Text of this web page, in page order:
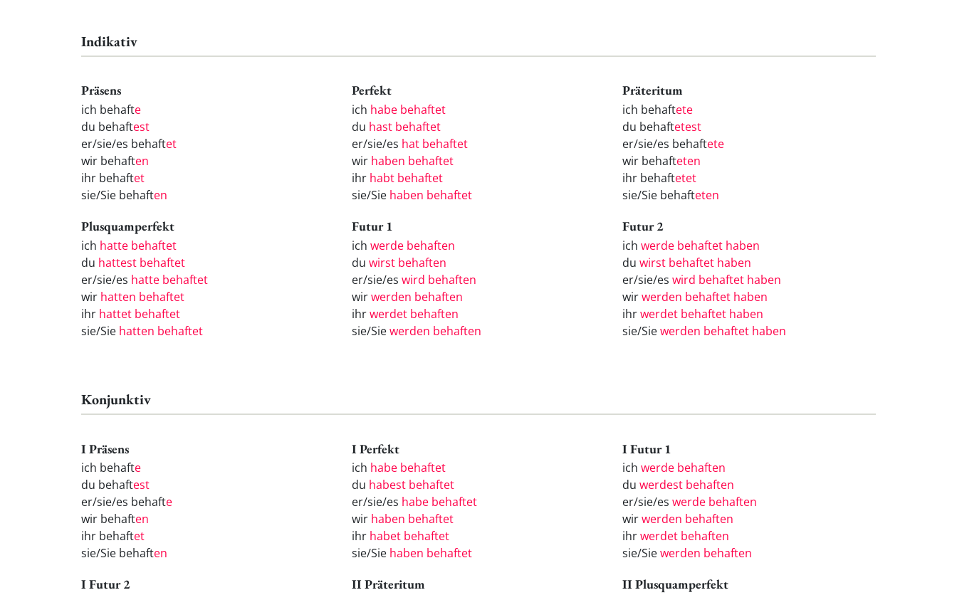
Indikativ
Präsens
ich behafte
du behaftest
er/sie/es behaftet
wir behaften
ihr behaftet
sie/Sie behaften
Perfekt
ich habe behaftet
du hast behaftet
er/sie/es hat behaftet
wir haben behaftet
ihr habt behaftet
sie/Sie haben behaftet
Präteritum
ich behaftete
du behaftetest
er/sie/es behaftete
wir behafteten
ihr behaftetet
sie/Sie behafteten
Plusquamperfekt
ich hatte behaftet
du hattest behaftet
er/sie/es hatte behaftet
wir hatten behaftet
ihr hattet behaftet
sie/Sie hatten behaftet
Futur 1
ich werde behaften
du wirst behaften
er/sie/es wird behaften
wirwerden behaften
ihrwerdet behaften
sie/Siewerden behaften
Futur 2
ich werde behaftet haben
du wirst behaftet haben
er/sie/es wird behaftet haben
wirwerden behaftet haben
ihrwerdet behaftet haben
sie/Siewerden behaftet haben
Konjunktiv
I Präsens
ich behafte
du behaftest
er/sie/es behafte
wir behaften
ihr behaftet
sie/Sie behaften
I Perfekt
ich habe behaftet
du habest behaftet
er/sie/es habe behaftet
wir haben behaftet
ihr habet behaftet
sie/Sie haben behaftet
I Futur 1
ich werde behaften
du werdest behaften
er/sie/es werde behaften
wirwerden behaften
ihrwerdet behaften
sie/Siewerden behaften
I Futur 2 II Präteritum II Plusquamperfekt